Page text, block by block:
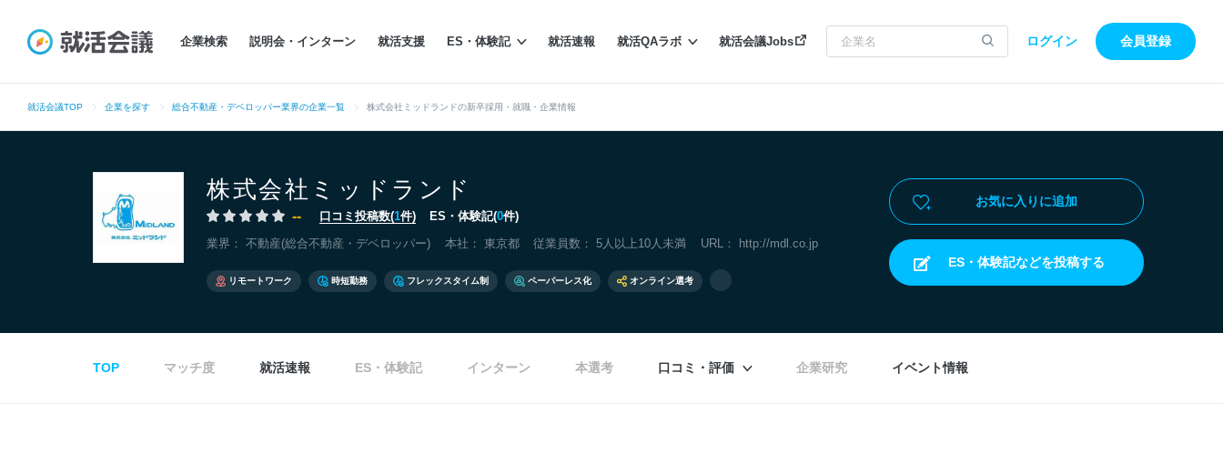
企業検索 説明会・インターン 就活支援 ES・体験記 就活速報 就活QAラボ 就活会議Jobs ログイン 会員登録
就活会議TOP 企業を探す 総合不動産・デベロッパー業界の企業一覧 株式会社ミッドランドの新卒採用・就職・企業情報
株式会社ミッドランド
-- 口コミ投稿数(1件) ES・体験記(0件)
業界： 不動産(総合不動産・デベロッパー) 本社： 東京都 従業員数： 5人以上10人未満 URL： http://mdl.co.jp
リモートワーク 時短勤務 フレックスタイム制 ペーパーレス化 オンライン選考
お気に入りに追加
ES・体験記などを投稿する
TOP マッチ度 就活速報 ES・体験記 インターン 本選考 口コミ・評価 企業研究 イベント情報